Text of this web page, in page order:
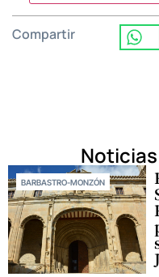
Compartir
BARBASTRO-MONZÓN